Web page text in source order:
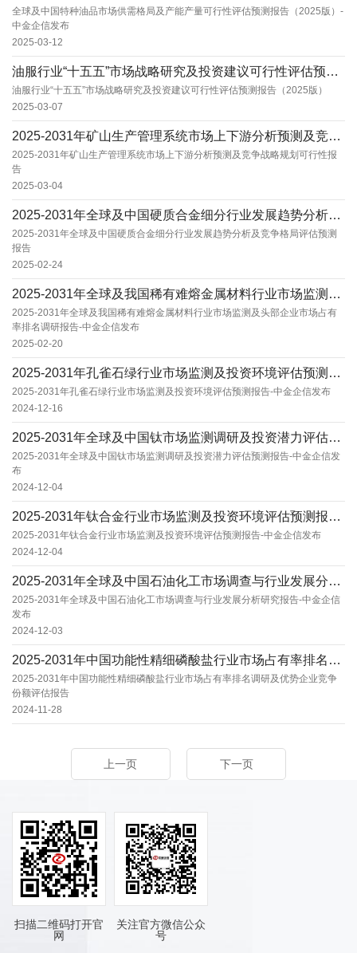
全球及中国特种油品市场供需格局及产能产量可行性评估预测报告（2025版）-
中金企信发布
2025-03-12
油服行业“十五五”市场战略研究及投资建议可行性评估预测报告（2025版）
油服行业“十五五”市场战略研究及投资建议可行性评估预测报告（2025版）
2025-03-07
2025-2031年矿山生产管理系统市场上下游分析预测及竞争战略规划可行性报告
2025-2031年矿山生产管理系统市场上下游分析预测及竞争战略规划可行性报
告
2025-03-04
2025-2031年全球及中国硬质合金细分行业发展趋势分析及竞争格局评估预测报告
2025-2031年全球及中国硬质合金细分行业发展趋势分析及竞争格局评估预测
报告
2025-02-24
2025-2031年全球及我国稀有难熔金属材料行业市场监测及头部企业市场占有率排名调研报告...
2025-2031年全球及我国稀有难熔金属材料行业市场监测及头部企业市场占有
率排名调研报告-中金企信发布
2025-02-20
2025-2031年孔雀石绿行业市场监测及投资环境评估预测报告-中金企信发布
2025-2031年孔雀石绿行业市场监测及投资环境评估预测报告-中金企信发布
2024-12-16
2025-2031年全球及中国钛市场监测调研及投资潜力评估预测报告-中金企信发布
2025-2031年全球及中国钛市场监测调研及投资潜力评估预测报告-中金企信发
布
2024-12-04
2025-2031年钛合金行业市场监测及投资环境评估预测报告-中金企信发布
2025-2031年钛合金行业市场监测及投资环境评估预测报告-中金企信发布
2024-12-04
2025-2031年全球及中国石油化工市场调查与行业发展分析研究报告-中金企信发布
2025-2031年全球及中国石油化工市场调查与行业发展分析研究报告-中金企信
发布
2024-12-03
2025-2031年中国功能性精细磷酸盐行业市场占有率排名调研及优势企业竞争份额评估报告
2025-2031年中国功能性精细磷酸盐行业市场占有率排名调研及优势企业竞争
份额评估报告
2024-11-28
上一页 下一页
扫描二维码打开官
网
关注官方微信公众
号